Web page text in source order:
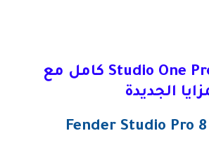
تحميل Studio One Pro 8.0.2 كامل مع
الجديدة
Fender Studio Pro